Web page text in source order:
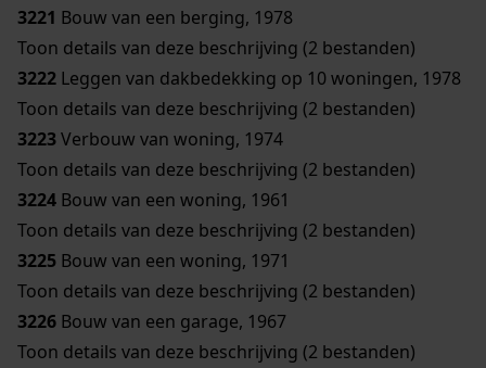
3221 Bouw van een berging, 1978
Toon details van deze beschrijving (2 bestanden)
3222 Leggen van dakbedekking op 10 woningen, 1978
Toon details van deze beschrijving (2 bestanden)
3223Verbouw van woning, 1974
Toon details van deze beschrijving (2 bestanden)
3224 Bouw van een woning, 1961
Toon details van deze beschrijving (2 bestanden)
3225 Bouw van een woning, 1971
Toon details van deze beschrijving (2 bestanden)
3226 Bouw van een garage, 1967
Toon details van deze beschrijving (2 bestanden)